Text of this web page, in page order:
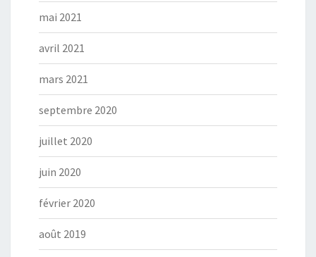
mai 2021
avril 2021
mars 2021
septembre 2020
juillet 2020
juin 2020
février 2020
août 2019